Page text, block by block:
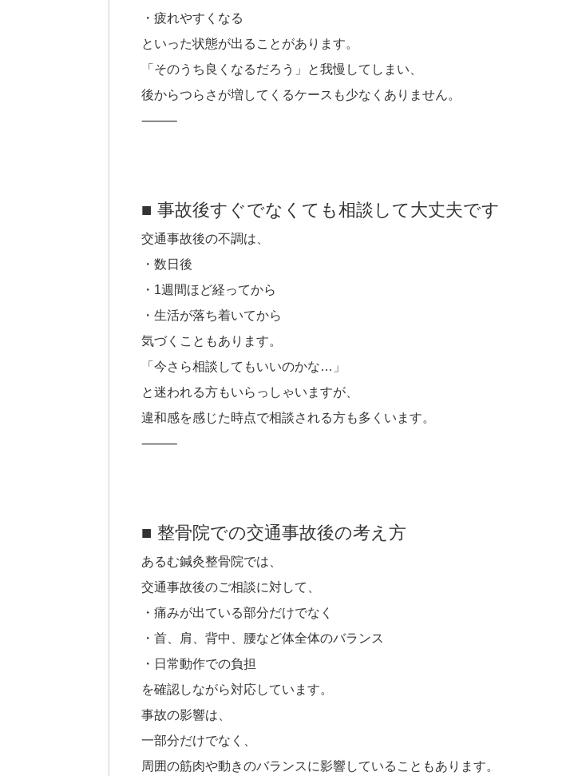
・疲れやすくなる
といった状態が出ることがあります。
「そのうち良くなるだろう」と我慢してしまい、
後からつらさが増してくるケースも少なくありません。
⸻
■ 事故後すぐでなくても相談して大丈夫です
交通事故後の不調は、
・数日後
・1週間ほど経ってから
・生活が落ち着いてから
気づくこともあります。
「今さら相談してもいいのかな…」
と迷われる方もいらっしゃいますが、
違和感を感じた時点で相談される方も多くいます。
⸻
■ 整骨院での交通事故後の考え方
あるむ鍼灸整骨院では、
交通事故後のご相談に対して、
・痛みが出ている部分だけでなく
・首、肩、背中、腰など体全体のバランス
・日常動作での負担
を確認しながら対応しています。
事故の影響は、
一部分だけでなく、
周囲の筋肉や動きのバランスに影響していることもあります。